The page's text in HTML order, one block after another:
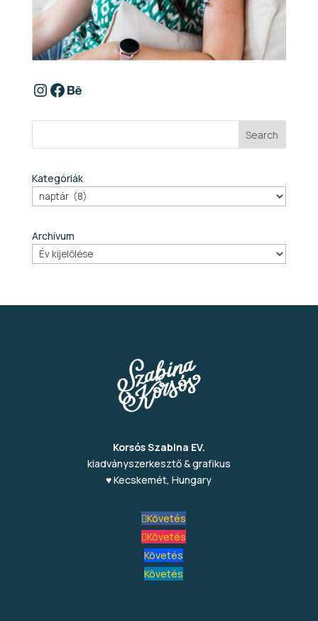
https://www.instagram.com/
Facebook
Behance
Search
Kategóriák
Archívum
Korsós Szabina EV.
kiadványszerkesztő & grafikus
♥ Kecskemét, Hungary
Követés
Követés
Követés
Követés